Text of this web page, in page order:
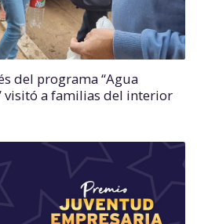
del programa “Agua
visitó a familias del interior